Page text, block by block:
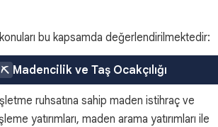
bu kapsamda değerlendirilmektedir:
⛏️ Madencilik ve Taş Ocakçılığı
ruhsatına sahip maden istihraç ve
yatırımları, maden arama yatırımları ile